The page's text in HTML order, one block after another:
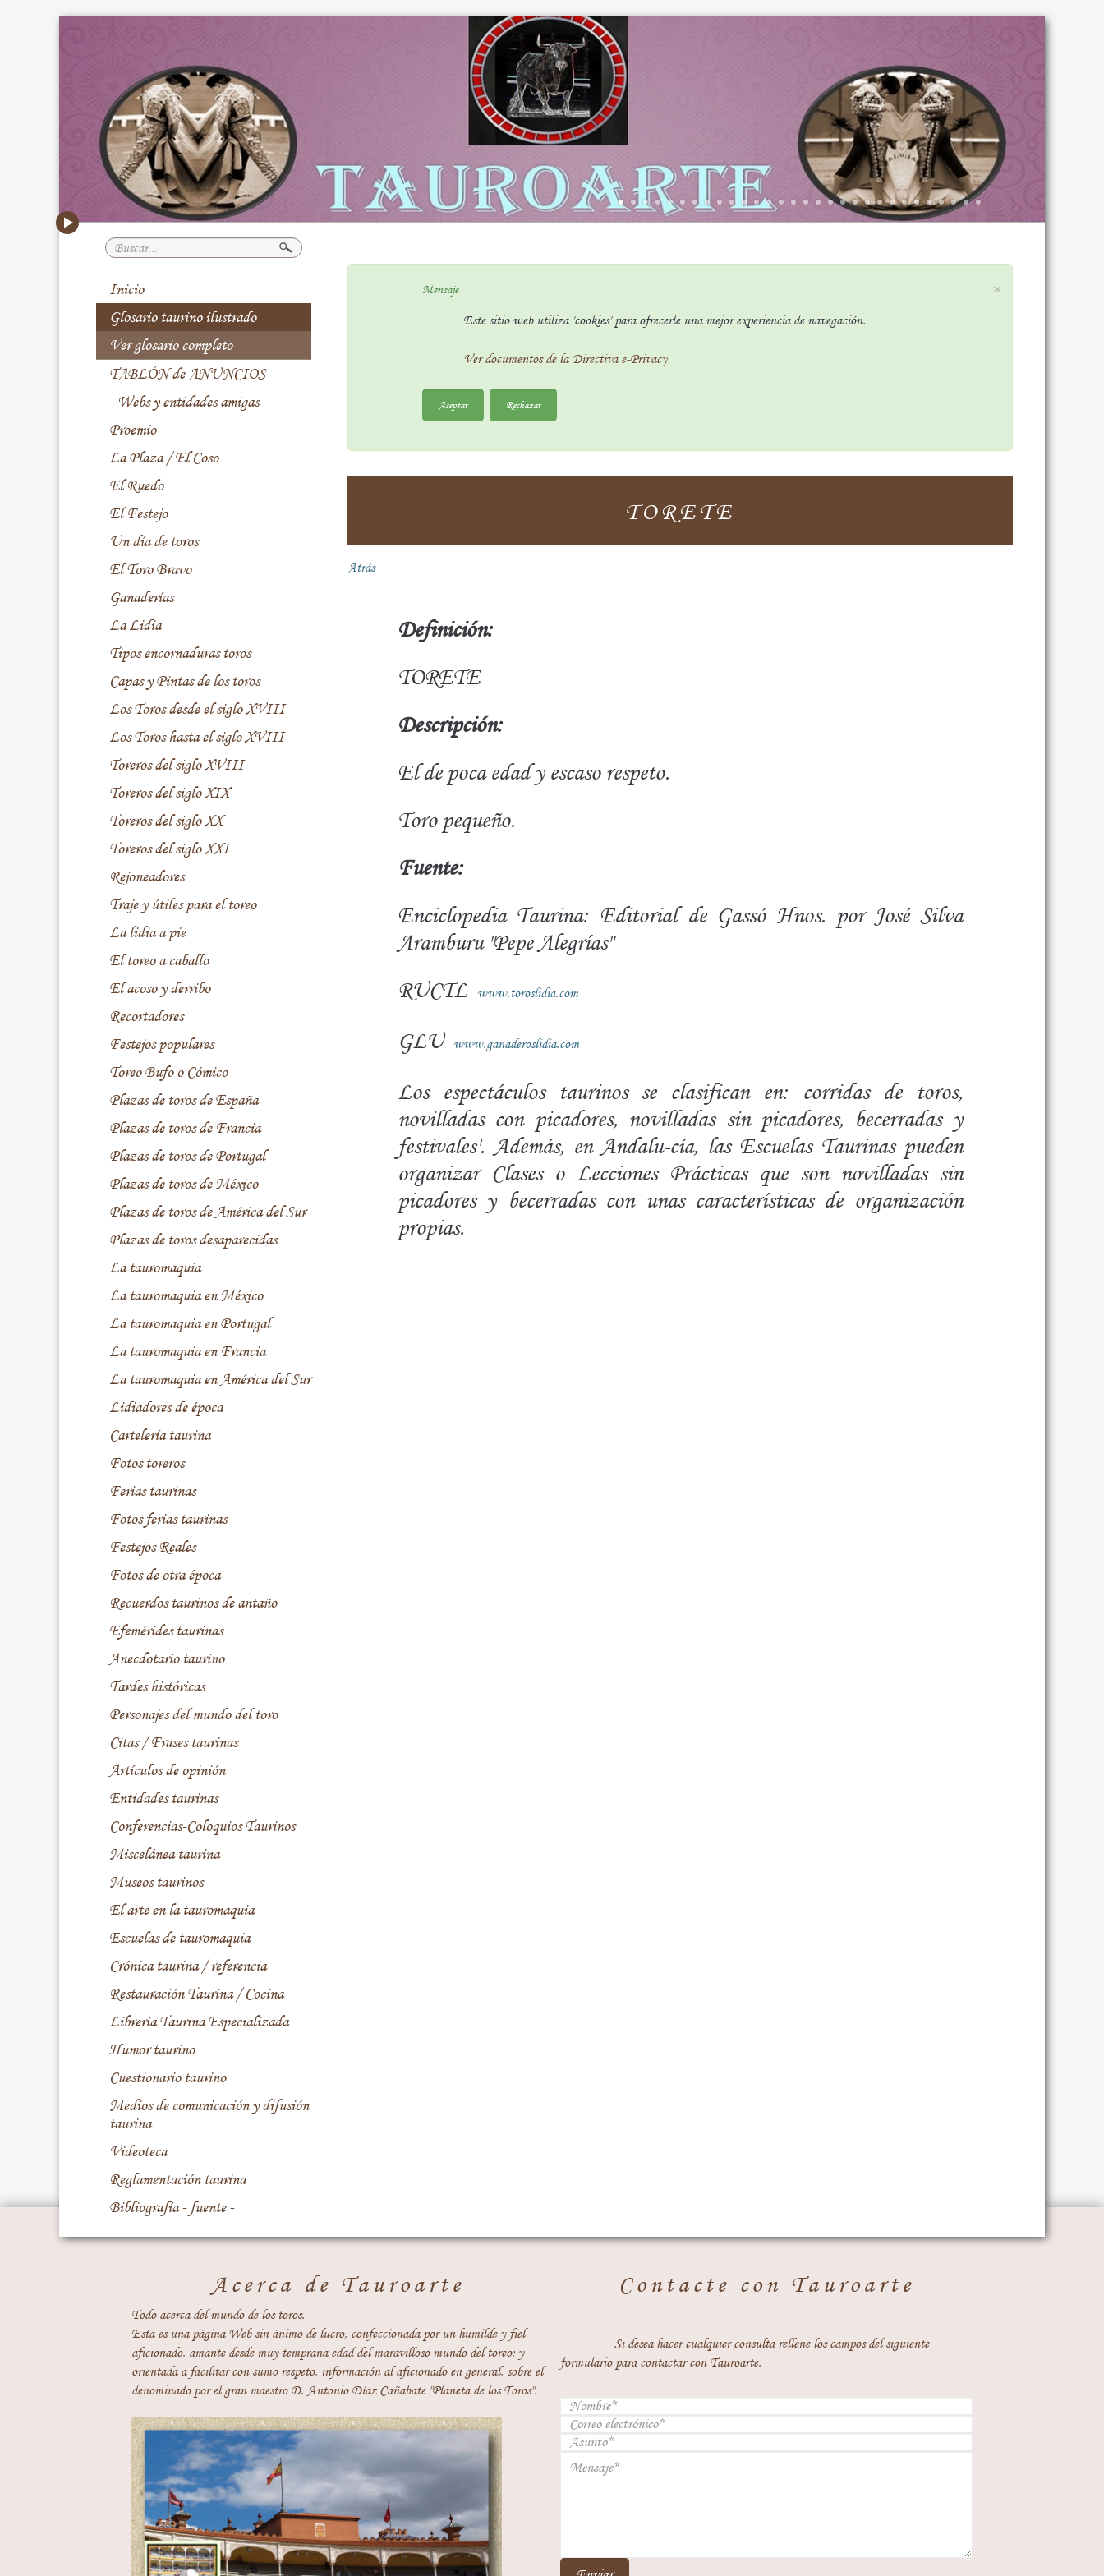
Buscar...
Inicio
Glosario taurino ilustrado
Ver glosario completo
TABLÓN de ANUNCIOS
- Webs y entidades amigas -
Proemio
La Plaza / El Coso
El Ruedo
El Festejo
Un día de toros
El Toro Bravo
Ganaderías
La Lidia
Tipos encornaduras toros
Capas y Pintas de los toros
Los Toros desde el siglo XVIII
Los Toros hasta el siglo XVIII
Toreros del siglo XVIII
Toreros del siglo XIX
Toreros del siglo XX
Toreros del siglo XXI
Rejoneadores
Traje y útiles para el toreo
La lidia a pie
El toreo a caballo
El acoso y derribo
Recortadores
Festejos populares
Toreo Bufo o Cómico
Plazas de toros de España
Plazas de toros de Francia
Plazas de toros de Portugal
Plazas de toros de México
Plazas de toros de América del Sur
Plazas de toros desaparecidas
La tauromaquia
La tauromaquia en México
La tauromaquia en Portugal
La tauromaquia en Francia
La tauromaquia en América del Sur
Lidiadores de época
Cartelería taurina
Fotos toreros
Ferias taurinas
Fotos ferias taurinas
Festejos Reales
Fotos de otra época
Recuerdos taurinos de antaño
Efemérides taurinas
Anecdotario taurino
Tardes históricas
Personajes del mundo del toro
Citas / Frases taurinas
Artículos de opinión
Entidades taurinas
Conferencias-Coloquios Taurinos
Miscelánea taurina
Museos taurinos
El arte en la tauromaquia
Escuelas de tauromaquia
Crónica taurina / referencia
Restauración Taurina / Cocina
Librería Taurina Especializada
Humor taurino
Cuestionario taurino
Medios de comunicación y difusión
taurina
Videoteca
Reglamentación taurina
Bibliografía - fuente -
×
Mensaje
Este sitio web utiliza 'cookies' para ofrecerle una mejor experiencia de navegación.
Ver documentos de la Directiva e-Privacy
Aceptar Rechazar
TORETE
Atrás
Definición:
TORETE
Descripción:
El de poca edad y escaso respeto.
Toro pequeño.
Fuente:
Enciclopedia Taurina: Editorial de Gassó Hnos. por José Silva
Aramburu "Pepe Alegrías"
RUCTL
www.toroslidia.com
GLU www.ganaderoslidia.com
Los espectáculos taurinos se clasifican en: corridas de toros,
novilladas con picadores, novilladas sin picadores, becerradas y
festivales'. Además, en Andalu-cía, las Escuelas Taurinas pueden
organizar Clases o Lecciones Prácticas que son novilladas sin
picadores y becerradas con unas características de organización
propias.
Acerca de Tauroarte
Todo acerca del mundo de los toros.
Esta es una página Web sin ánimo de lucro, confeccionada por un humilde y fiel
aficionado, amante desde muy temprana edad del maravilloso mundo del toreo; y
orientada a facilitar con sumo respeto, información al aficionado en general, sobre el
denominado por el gran maestro D. Antonio Díaz Cañabate "Planeta de los Toros".
Contacte con Tauroarte
Si desea hacer cualquier consulta rellene los campos del siguiente
formulario para contactar con Tauroarte.